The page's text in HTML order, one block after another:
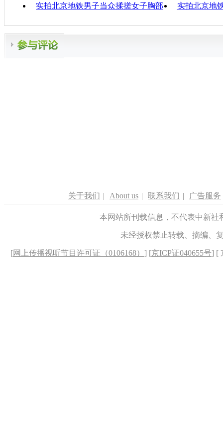
实拍北京地铁男子当众揉搓女子胸部
实拍北京地
关于我们 | About us | 联系我们 | 广告服务
本网站所刊载信息，不代表中新
未经授权禁止转载、摘编、
[网上传播视听节目许可证（0106168） ] [京ICP证040655号] [